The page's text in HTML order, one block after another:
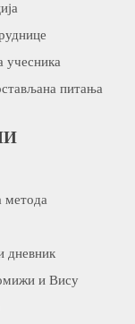
учесника
питања
метода
дневник
и Вису